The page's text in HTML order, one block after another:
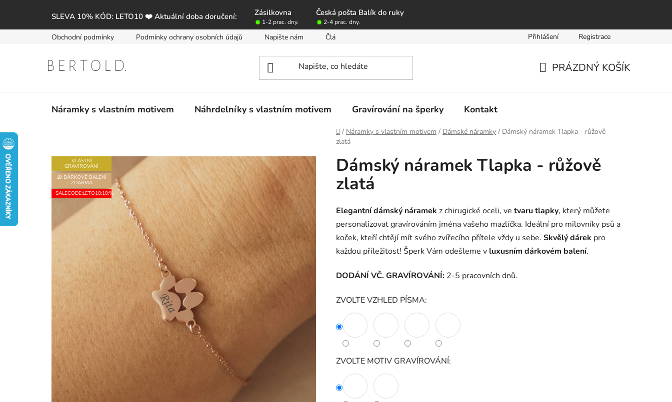
obsah
SLEVA 10% KÓD: LETO10 ❤️ Aktuální doba doručení: Zásilkovna Česká pošta Balík do ruky
1-2 prac. dny. 2-4 prac. dny.
Obchodní podmínky Podmínky ochrany osobních údajů Napište nám Články o špercích z chirurgické oceli Přihlášení Registrace
PRÁZDNÝ KOŠÍK
Náramky s vlastním motivem Náhrdelníky s vlastním motivem Gravírování na šperky Kontakt
Domů
/ Náramky s vlastním motivem / Dámské náramky / Dámský náramek Tlapka - růžově
zlatá
Dámský náramek Tlapka - růžově
zlatá
Elegantní dámský náramek z chirugické oceli, ve tvaru tlapky, který můžete
personalizovat gravírováním jména vašeho mazlíčka. Ideální pro milovníky psů a
koček, kteří chtějí mít svého zvířecího přítele vždy u sebe. Skvělý dárek pro
každou příležitost! Šperk Vám odešleme v luxusním dárkovém balení.
DODÁNÍ VČ. GRAVÍROVÁNÍ: 2-5 pracovních dnů.
ZVOLTE VZHLED PÍSMA:
ZVOLTE MOTIV GRAVÍROVÁNÍ:
VLASTNÍ
GRAVÍROVÁNÍ
🎁 DÁRKOVÉ BALENÍ
ZDARMA
SALECODE:LETO10:10:%